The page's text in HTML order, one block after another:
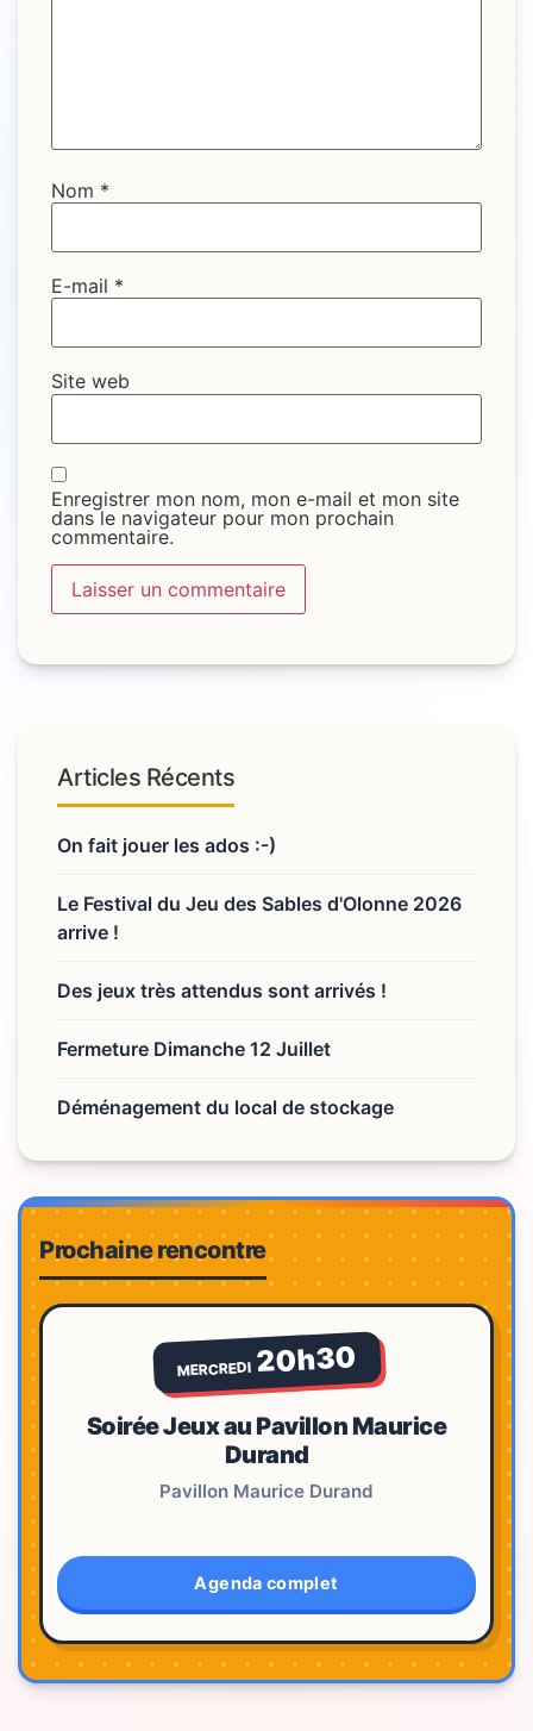
Nom *
E-mail *
Site web
Enregistrer mon nom, mon e-mail et mon site
dans le navigateur pour mon prochain
commentaire.
Articles Récents
On fait jouer les ados :-)
Le Festival du Jeu des Sables d'Olonne 2026
arrive !
Des jeux très attendus sont arrivés !
Fermeture Dimanche 12 Juillet
Déménagement du local de stockage
Prochaine rencontre
MERCREDI 20h30
Soirée Jeux au Pavillon Maurice
Durand
Pavillon Maurice Durand
Agenda complet